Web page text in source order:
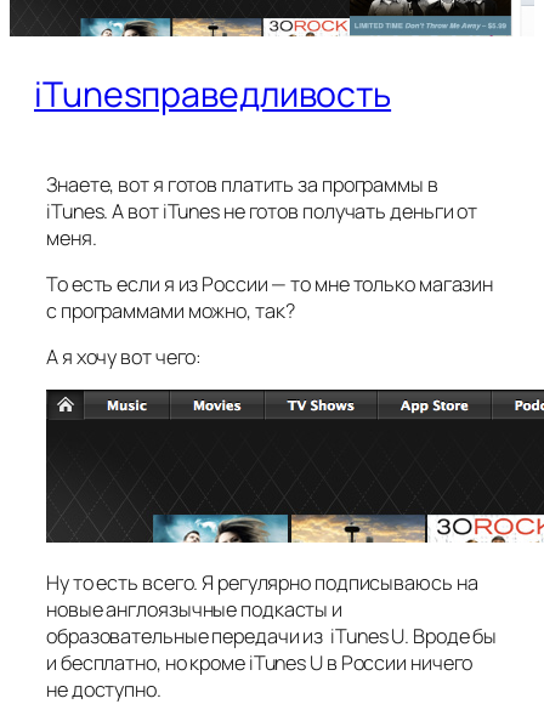
iTunesправедливость
Знаете, вот я готов платить за программы в
iTunes. А вот iTunes не готов получать деньги от
меня.
То есть если я из России — то мне только магазин
с программами можно, так?
А я хочу вот чего:
Ну то есть всего. Я регулярно подписываюсь на
новые англоязычные подкасты и
образовательные передачи из iTunes U. Вроде бы
и бесплатно, но кроме iTunes U в России ничего
не доступно.